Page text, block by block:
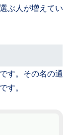
ぶ人が増えてい
す。その名の通
す。